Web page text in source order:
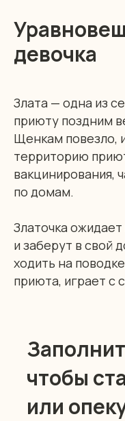
девочка
Злата — одна из
приюту поздним
Щенкам повезло,
территорию
вакцинирования,
по домам.
Златочка
и заберут в свой
ходить на
приюта, играет с
чтобы
или